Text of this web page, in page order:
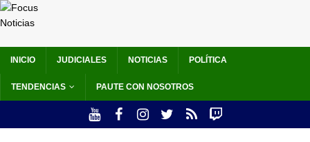
INICIO JUDICIALES NOTICIAS POLÍTICA
TENDENCIAS PAUTE CON NOSOTROS